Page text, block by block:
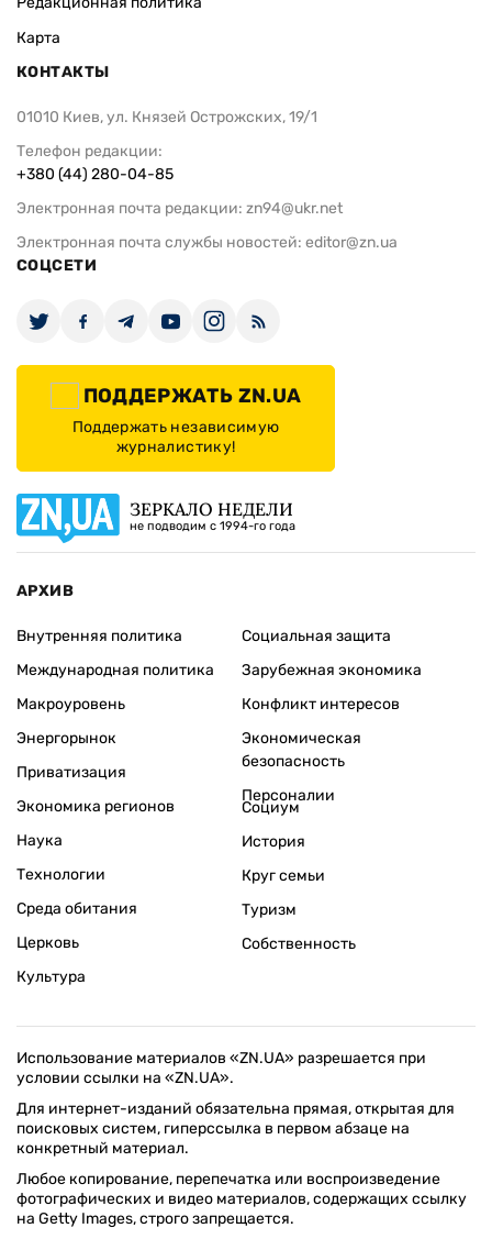
Карта
КОНТАКТЫ
01010 Киев, ул. Князей Острожских, 19/1
Телефон редакции:
+380 (44) 280-04-85
Электронная почта редакции: zn94@ukr.net
Электронная почта службы новостей: editor@zn.ua
СОЦСЕТИ
ПОДДЕРЖАТЬ ZN.UA
Поддержать независимую
журналистику!
ЗЕРКАЛО НЕДЕЛИ
не подводим с 1994-го года
АРХИВ
Внутренняя политика
Международная политика
Макроуровень
Энергорынок
Приватизация
Экономика регионов
Социальная защита
Зарубежная экономика
Конфликт интересов
Экономическая
безопасность
Персоналии
Наука
Технологии
Среда обитания
Церковь
Культура
Социум
История
Круг семьи
Туризм
Собственность
Использование материалов «ZN.UA» разрешается при
условии ссылки на «ZN.UA».
Для интернет-изданий обязательна прямая, открытая для
поисковых систем, гиперссылка в первом абзаце на
конкретный материал.
Любое копирование, перепечатка или воспроизведение
фотографических и видео материалов, содержащих ссылку
на Getty Images, строго запрещается.